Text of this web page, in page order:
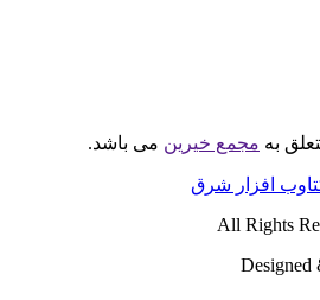
بهمجمع خیرینمی باشد.
افزار شرق